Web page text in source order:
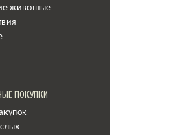
животные
ПОКУПКИ